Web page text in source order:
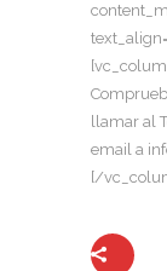
llamar al
email a
[/